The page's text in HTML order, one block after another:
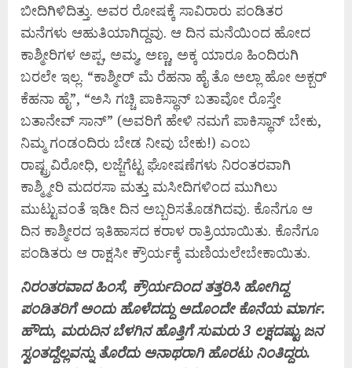
ಬೀದಿಗಿಳಿದಿತ್ತು. ಅವರ ರೋಷಕ್ಕೆ ಸಾವಿರಾರು ಪಂಡಿತರ
ಮನೆಗಳು ಆಹುತಿಯಾಗಿದ್ದವು. ಆ ದಿನ ಮನೆಯಿಂದ ಹೋದ
ಕಾಶ್ಮೀರಿಗಳ ಅಪ್ಪ, ಅಮ್ಮ, ಅಣ್ಣ, ಅಕ್ಕ ಯಾರೂ ಹಿಂದಿರುಗಿ
ಬರಲೇ ಇಲ್ಲ. “ಕಾಶ್ಮೀರ್ ಮೆ ರೆಹನಾ ಹೈ ತೊ ಅಲ್ಲಾ ಹೋ ಅಕ್ಬರ್
ಕೆಹನಾ ಹೈ”, “ಅಸಿ ಗಚ್ಚಿ ಪಾಕಿಸ್ಥಾನ್ ಬತಾವೋ ರೊಸ್ತೇ
ಬತಾನೇವ್ ಸಾನ್” (ಅವರಿಗೆ ಹೇಳಿ ನಮಗೆ ಪಾಕಿಸ್ಥಾನ್ ಬೇಕು,
ನಿಮ್ಮ ಗಂಡಂದಿರು ಬೇಡ ನೀವು ಬೇಕು!) ಎಂಬ
ರಾಷ್ಟ್ರವಿರೋಧಿ, ಲಜ್ಜೆಗೆಟ್ಟ ಘೋಷಣೆಗಳು ನಿರಂತರವಾಗಿ
ಕಾಶ್ಮ್ಮೀರಿ ಮದರಸಾ ಮತ್ತು ಮಸೀದಿಗಳಿಂದ ಮುಗಿಲು
ಮುಟ್ಟುವಂತೆ ಇಡೀ ದಿನ ಅಬ್ಬರಿಸತೊಡಗಿದವು. ಕೊನೆಗೂ ಆ
ದಿನ ಕಾಶ್ಮೀರದ ಇತಿಹಾಸದ ಕರಾಳ ರಾತ್ರಿಯಾಯಿತು. ಕೊನೆಗೂ
ಪಂಡಿತರು ಆ ರಾಕ್ಷಸೀ ಕ್ರೌರ್ಯಕ್ಕೆ ಮಣಿಯಲೇಬೇಕಾಯಿತು.
ನಿರಂತರವಾದ ಹಿಂಸೆ, ಕ್ರೌರ್ಯದಿಂದ ತತ್ತರಿಸಿ ಹೋಗಿದ್ದ
ಪಂಡಿತರಿಗೆ ಅಂದು ಹೊಳೆದದ್ದು ಅದೊಂದೇ ಕೊನೆಯ ಮಾರ್ಗ.
ಹೌದು, ಮರುದಿನ ಬೆಳಗಿನ ಹೊತ್ತಿಗೆ ಸುಮರು 3 ಲಕ್ಷದಷ್ಟು ಜನ
ಸ್ವಂತದ್ದೆಲ್ಲವನ್ನು ತೊರೆದು ಅನಾಥರಾಗಿ ಹೊರಟು ನಿಂತಿದ್ದರು.